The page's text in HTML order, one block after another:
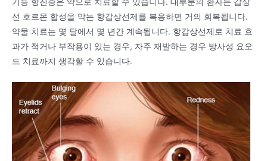
선 호르몬 합성을 막는 항갑상선제를 복용하면 거의 회복됩니다.
약물 치료는 몇 달에서 몇 년간 계속됩니다. 항갑상선제로 치료 효
과가 적거나 부작용이 있는 경우, 자주 재발하는 경우 방사성 요오
드 치료까지 생각할 수 있습니다.